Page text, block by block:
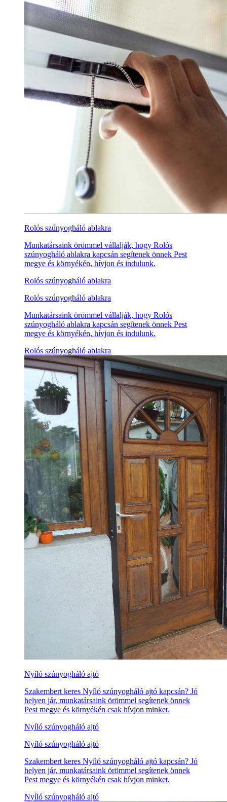
Rolós szúnyogháló ablakra
Munkatársaink örömmel vállalják, hogy Rolós
szúnyogháló ablakra kapcsán segítenek önnek Pest
megye és környékén, hívjon és indulunk.
Rolós szúnyogháló ablakra
Rolós szúnyogháló ablakra
Munkatársaink örömmel vállalják, hogy Rolós
szúnyogháló ablakra kapcsán segítenek önnek Pest
megye és környékén, hívjon és indulunk.
Rolós szúnyogháló ablakra
Nyíló szúnyogháló ajtó
Szakembert keres Nyíló szúnyogháló ajtó kapcsán? Jó
helyen jár, munkatársaink örömmel segítenek önnek
Pest megye és környékén csak hívjon minket.
Nyíló szúnyogháló ajtó
Nyíló szúnyogháló ajtó
Szakembert keres Nyíló szúnyogháló ajtó kapcsán? Jó
helyen jár, munkatársaink örömmel segítenek önnek
Pest megye és környékén csak hívjon minket.
Nyíló szúnyogháló ajtó